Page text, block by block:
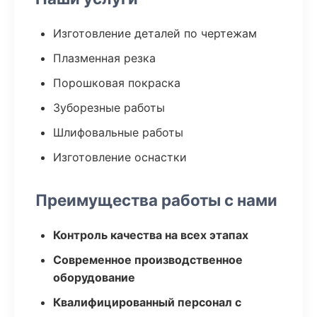
Изготовление деталей по чертежам
Плазменная резка
Порошковая покраска
Зуборезные работы
Шлифовальные работы
Изготовление оснастки
Преимущества работы с нами
Контроль качества на всех этапах
Современное производственное
оборудование
Квалифицированный персонал с